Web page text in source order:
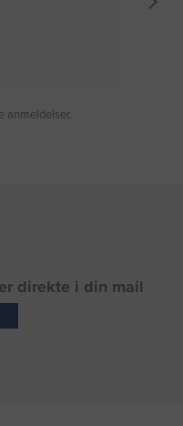
anmeldelser.
direkte i din mail